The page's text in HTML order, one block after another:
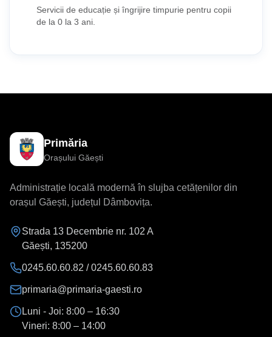
Servicii de educație și îngrijire timpurie pentru copii
de la 0 la 3 ani.
Primăria
Orașului Găești
Administrație locală modernă în slujba cetățenilor din
orașul Găești, județul Dâmbovița.
Strada 13 Decembrie nr. 102 A
Găești, 135200
0245.60.60.82 / 0245.60.60.83
primaria@primaria-gaesti.ro
Luni - Joi: 8:00 – 16:30
Vineri: 8:00 – 14:00